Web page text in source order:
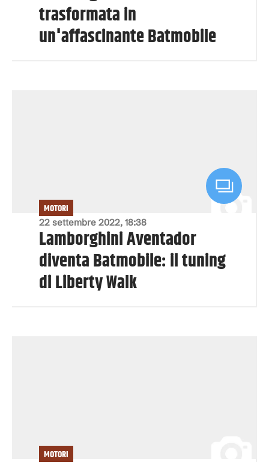
trasformata in
un'affascinante Batmobile
22 settembre 2022, 18:38
MOTORI
Lamborghini Aventador
diventa Batmobile: il tuning
di Liberty Walk
MOTORI